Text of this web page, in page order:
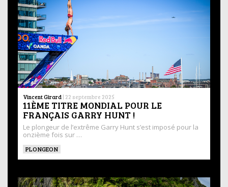
Vincent Girard | 22 septembre 2025
11ÈME TITRE MONDIAL POUR LE
FRANÇAIS GARRY HUNT !
Le plongeur de l’extrême Garry Hunt s’est imposé pour la
onzième fois sur …
PLONGEON